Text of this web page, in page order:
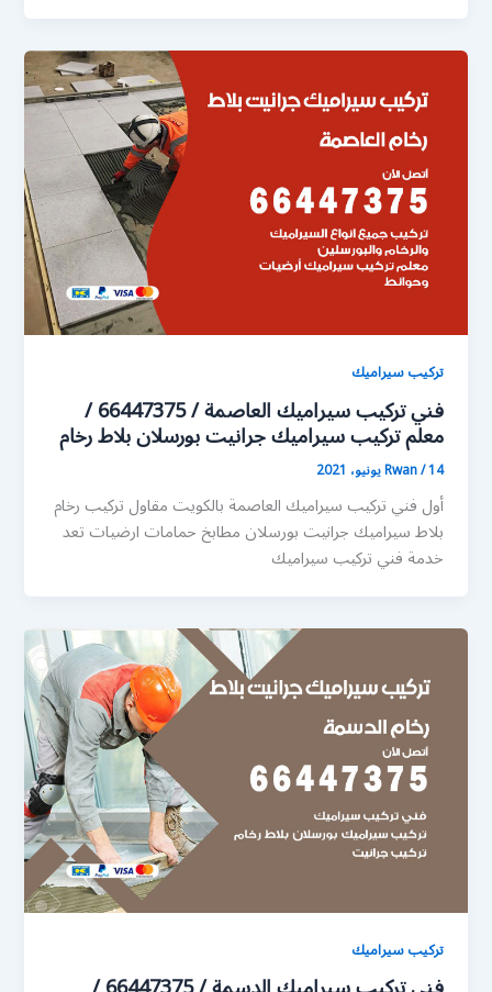
تركيب سيراميك
فني تركيب سيراميك العاصمة / 66447375 /
معلم تركيب سيراميك جرانيت بورسلان بلاط رخام
Rwan/14 يونيو، 2021
أول فني تركيب سيراميك العاصمة بالكويت مقاول تركيب رخام
بلاط سيراميك جرانيت بورسلان مطابخ حمامات ارضيات تعد
خدمة فني تركيب سيراميك
تركيب سيراميك